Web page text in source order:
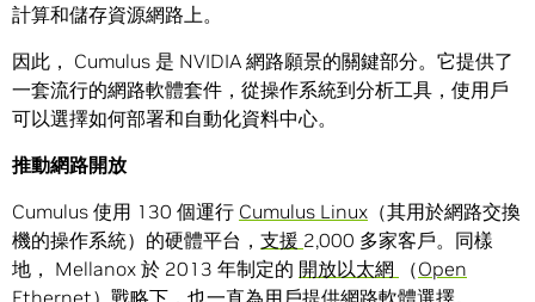
計算和儲存資源網路上。
因此， Cumulus 是 NVIDIA 網路願景的關鍵部分。它提供了
一套流行的網路軟體套件，從操作系統到分析工具，使用戶
可以選擇如何部署和自動化資料中心。
推動網路開放
Cumulus 使用 130 個運行 Cumulus Linux （其用於網路交換
機的操作系統）的硬體平台， 支援 2,000 多家客戶。同樣
地， Mellanox 於 2013 年制定的 開放以太網 （Open